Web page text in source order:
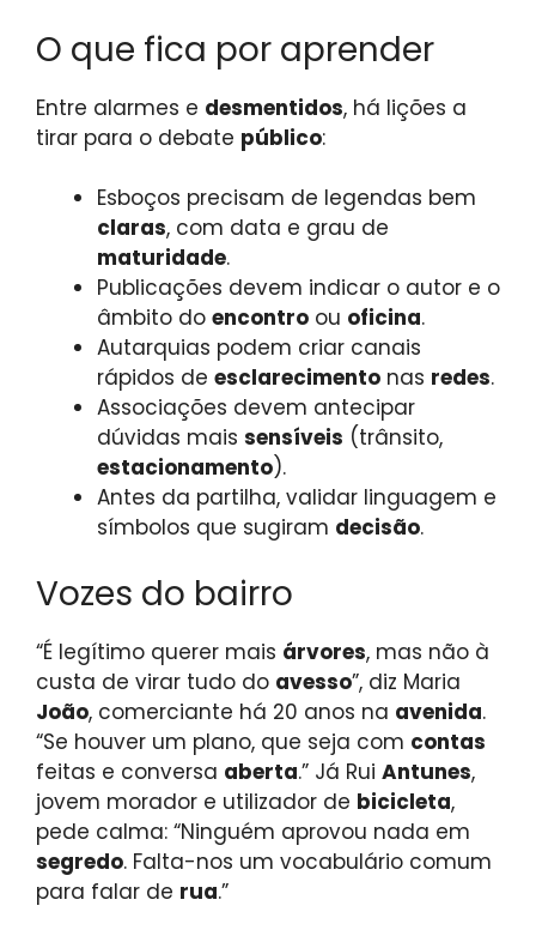
O que fica por aprender
Entre alarmes e desmentidos, há lições a
tirar para o debate público:
Esboços precisam de legendas bem
claras, com data e grau de
maturidade.
Publicações devem indicar o autor e o
âmbito do encontro ou oficina.
Autarquias podem criar canais
rápidos de esclarecimento nas redes.
Associações devem antecipar
dúvidas mais sensíveis (trânsito,
estacionamento).
Antes da partilha, validar linguagem e
símbolos que sugiram decisão.
Vozes do bairro
“É legítimo querer mais árvores, mas não à
custa de virar tudo do avesso”, diz Maria
João, comerciante há 20 anos na avenida.
“Se houver um plano, que seja com contas
feitas e conversa aberta.” Já Rui Antunes,
jovem morador e utilizador de bicicleta,
pede calma: “Ninguém aprovou nada em
segredo. Falta-nos um vocabulário comum
para falar de rua.”